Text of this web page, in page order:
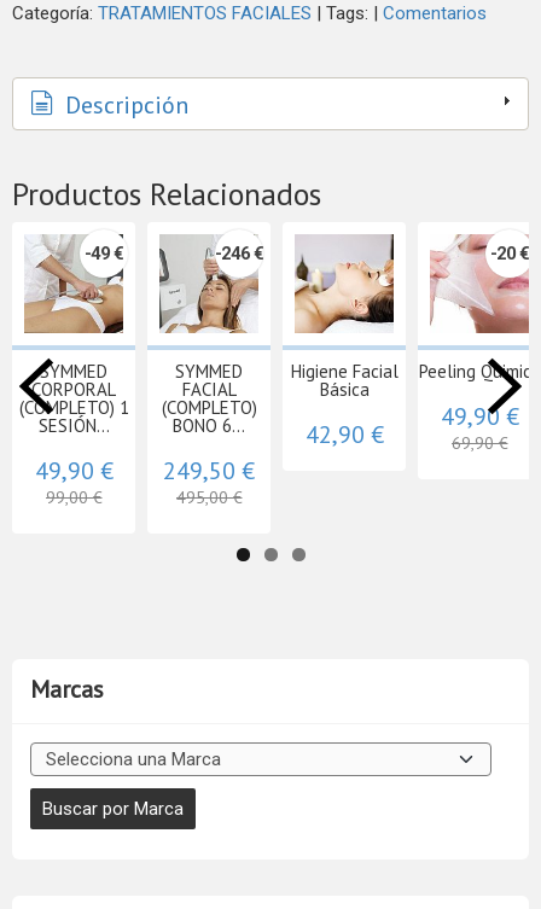
Marcas
Categoría: TRATAMIENTOS FACIALES | Tags: | Comentarios
Descripción
Productos Relacionados
-49 €
SYMMED
CORPORAL
(COMPLETO) 1
SESIÓN...
49,90 €
99,00 €
-246 €
SYMMED
FACIAL
(COMPLETO)
BONO 6...
249,50 €
495,00 €
Higiene Facial
Básica
42,90 €
-20 €
Peeling Quimico
49,90 €
69,90 €